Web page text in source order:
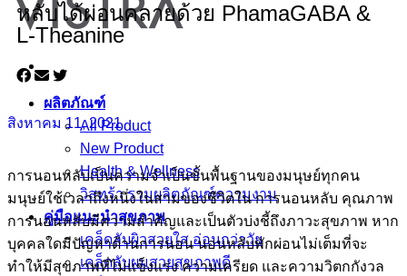
ผลิตภัณฑ์
All Product
New Product
Health & Wellness
วิสทร้า รวมผลิตภัณฑ์ความงาม
คู่มือแนะนำสุขภาพ
เคล็ดลับผิวสวยใส อ่อนกว่าวัย
เคล็ดลับผมสวยสุขภาพดี
หลับได้ผ่อนคลายด้วย PhamaGABA &
L-Theanine
สิงหาคม 11, 2021
การนอนหลับเป็นความจำเป็นขั้นพื้นฐานของมนุษย์ทุกคน
มนุษย์ใช้เวลาถึงหนึ่งในสามของชีวิตใน การนอนหลับ คุณภาพ
การนอนหลับมีความสำคัญและเป็นตัวบ่งชี้ถึงภาวะสุขภาพ หาก
บุคคลใดมีปัญหาด้านการนอน นอนหลับพักผ่อนไม่เต็มที่จะ
ทำให้มีสุขภาพที่ไม่แข็งแรง ความเครียด และความวิตกกังวล